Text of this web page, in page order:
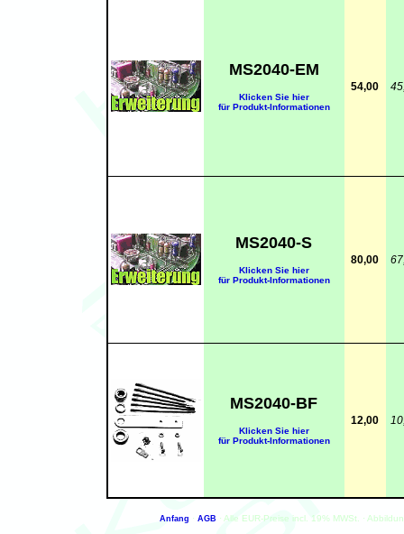
MS2040-EM
Klicken Sie hier
für Produkt-Informationen
54,00
MS2040-S
Klicken Sie hier
für Produkt-Informationen
80,00
MS2040-BF
Klicken Sie hier
für Produkt-Informationen
12,00
Anfang · AGB · Alle EUR-Preise incl. 19% MWSt. ·